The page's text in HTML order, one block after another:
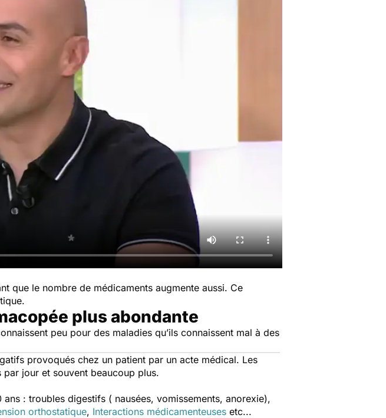
que le nombre de médicaments augmente aussi. Ce
plus abondante
peu pour des maladies qu’ils connaissent mal à des
provoqués chez un patient par un acte médical. Les
jour et souvent beaucoup plus.
: troubles digestifs ( nausées, vomissements, anorexie),
orthostatique, Interactions médicamenteuses etc...